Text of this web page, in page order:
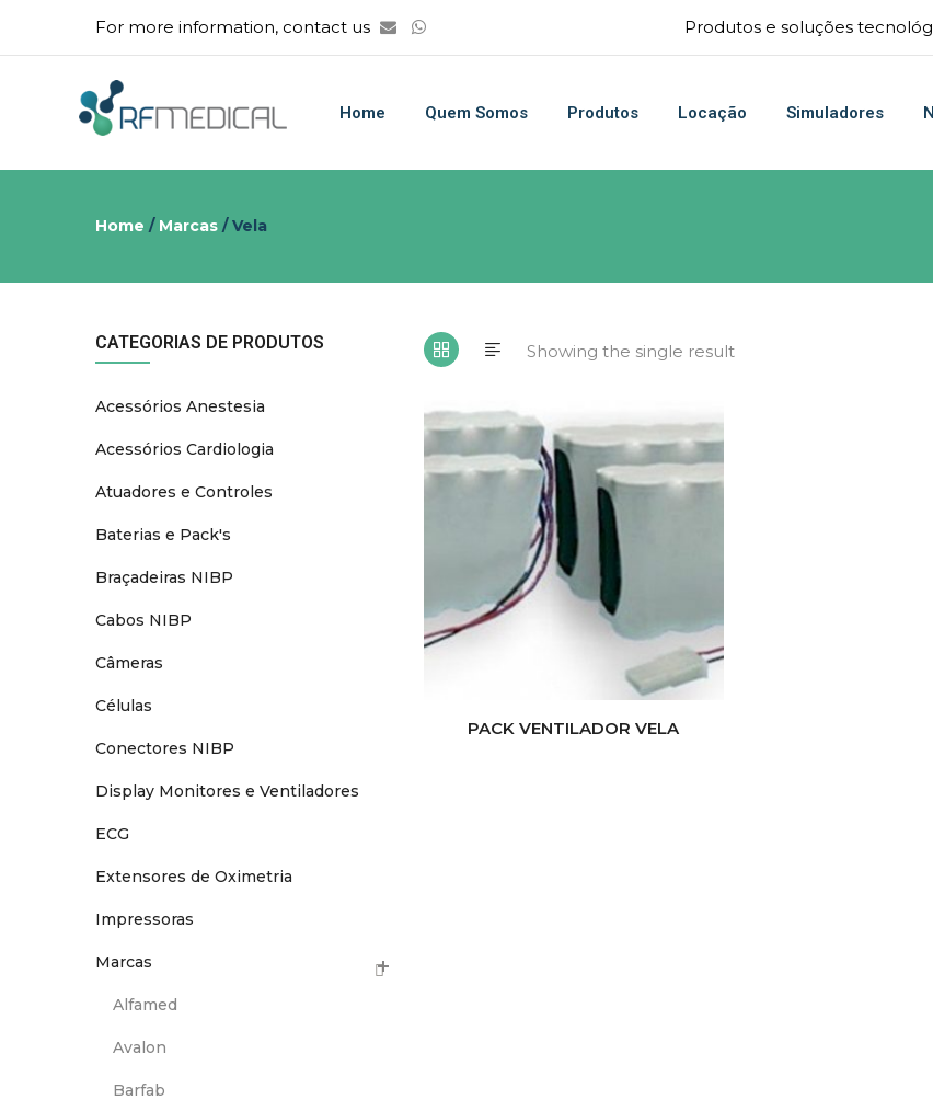
For more information, contact us Produtos e soluções
Home Quem Somos Produtos Locação Simuladores
Home / Marcas / Vela
Showing the single result
PACK VENTILADOR VELA
CATEGORIAS DE PRODUTOS
Acessórios Anestesia
Acessórios Cardiologia
Atuadores e Controles
Baterias e Pack's
Braçadeiras NIBP
Cabos NIBP
Câmeras
Células
Conectores NIBP
Display Monitores e Ventiladores
ECG
Extensores de Oximetria
Impressoras
Marcas
Alfamed
Avalon
Barfab